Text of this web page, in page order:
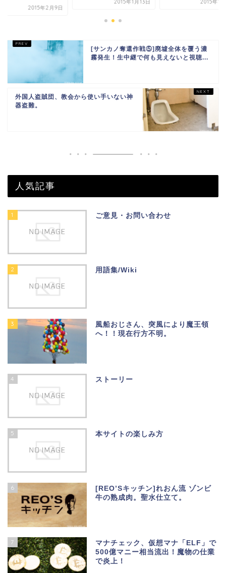
2015年2月9日
2015年1月13日 2015年1
[サンカノ奪還作戦⑤]廃墟全体を覆う濃
霧発生！生中継で何も見えないと視聴...
外国人盗賊団、教会から使い手いない神
器盗難。
人気記事
1 ご意見・お問い合わせ
2 用語集/Wiki
3
風船おじさん、突風により魔王領
へ！！現在行方不明。
4 ストーリー
5 本サイトの楽しみ方
6
[REO’Sキッチン]れおん流 ゾンビ
牛の熟成肉。聖水仕立て。
7
マナチェック、仮想マナ「ELF」で
500億マニー相当流出！魔物の仕業
で炎上！